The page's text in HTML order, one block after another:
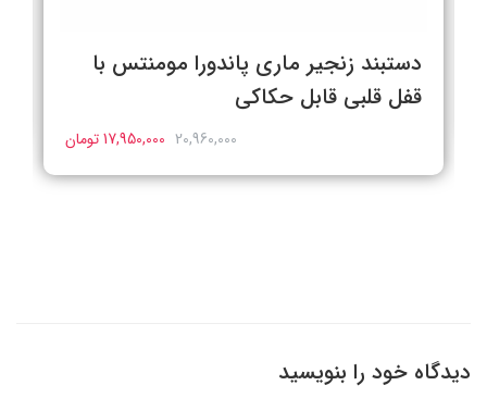
دستبند زنجیر ماری پاندورا مومنتس با
قفل قلبی قابل حکاکی
20,960,000 17,950,000 تومان
دیدگاه خود را بنویسید